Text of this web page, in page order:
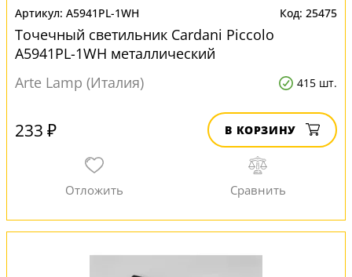
A5941PL-1WH 25475
Точечный светильник Cardani Piccolo
A5941PL-1WH металлический
Arte Lamp (Италия)
415 шт.
233 ₽ В КОРЗИНУ